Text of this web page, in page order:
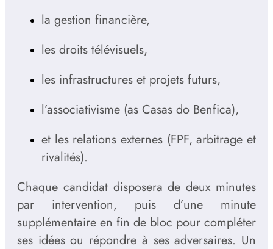
la gestion financière,
les droits télévisuels,
les infrastructures et projets futurs,
l’associativisme (as Casas do Benfica),
et les relations externes (FPF, arbitrage et
rivalités).
Chaque candidat disposera de deux minutes
par intervention, puis d’une minute
supplémentaire en fin de bloc pour compléter
ses idées ou répondre à ses adversaires. Un